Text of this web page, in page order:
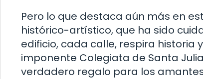
Pero lo que destaca aún más en
histórico-artístico, que ha sido
edificio, cada calle, respira
imponente Colegiata de Santa
verdadero regalo para los